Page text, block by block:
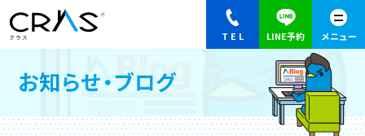
お知らせ・ブログ